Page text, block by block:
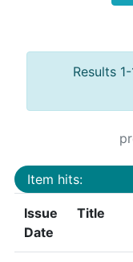
Results
Item hits:
Issue
Date
Title